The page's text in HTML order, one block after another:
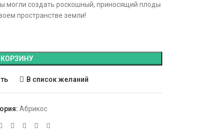
могли создать роскошный, приносящий плоды
пространстве земли!
КОРЗИНУ
В список желаний
Абрикос